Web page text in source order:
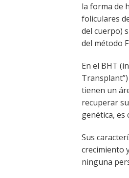
la forma de
foliculares
del cuerpo)
del método
En el BHT
tienen un
recuperar
genética, es
Sus
crecimiento
ninguna